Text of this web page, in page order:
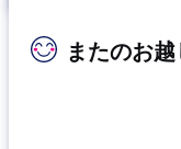
またのお